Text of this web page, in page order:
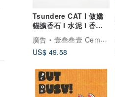
Tsundere CAT I 傲嬌
貓擴香石 I 水泥 I 香氛 I
禮物 I 附5mi精油
廣告
壹叁叁壹 Cementer No.1331
US$ 49.58